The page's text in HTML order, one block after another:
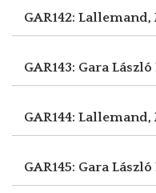
GAR142:
GAR143: Gara László
GAR144:
GAR145: Gara László